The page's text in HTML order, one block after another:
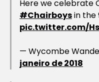
Here we celebrate
#Chairboysin the
pic.twitter.com/
— Wycombe
janeiro de 2018